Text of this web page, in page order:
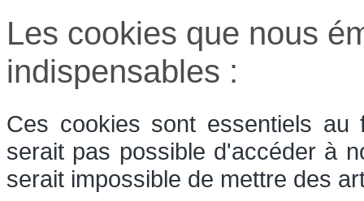
Les cookies que nous
indispensables :
Ces cookies sont essentiels
serait pas possible d'accéder à
serait impossible de mettre des